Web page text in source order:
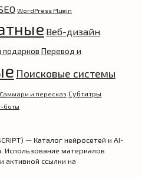
WordPress Plugin
Веб-дизайн
Перевод и
Поисковые системы
Саммари и пересказ Субтитры
боты
— Каталог нейросетей и AI-
Использование материалов
активной ссылки на